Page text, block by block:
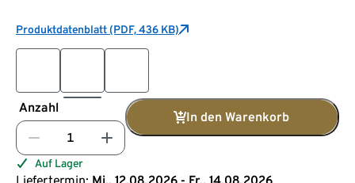
Produktdatenblatt (PDF, 436 KB)
Anzahl
In den Warenkorb
Auf Lager